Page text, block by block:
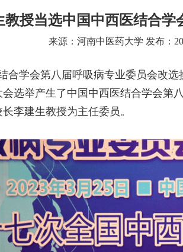
授当选中国中西医结合
来源：河南中医药大学 发布：
合学会第八届呼吸病专业委员会改
选举产生了中国中西医结合学会第
李建生教授为主任委员。